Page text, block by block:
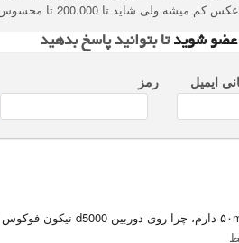
ولی شاید تا 200.000 تا محسوس نباشه
عضو شویدتا بتوانید پاسخ بدهید
ایمیل رمز